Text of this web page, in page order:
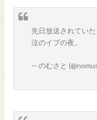
先日放送されてい
泣のイブの夜。
— のむさと